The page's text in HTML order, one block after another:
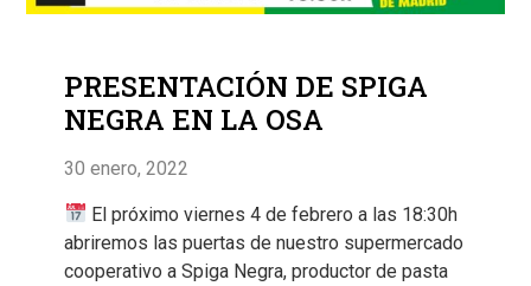
PRESENTACIÓN DE SPIGA
NEGRA EN LA OSA
30 enero, 2022
El próximo viernes 4 de febrero a las 18:30h
abriremos las puertas de nuestro supermercado
cooperativo a Spiga Negra, productor de pasta